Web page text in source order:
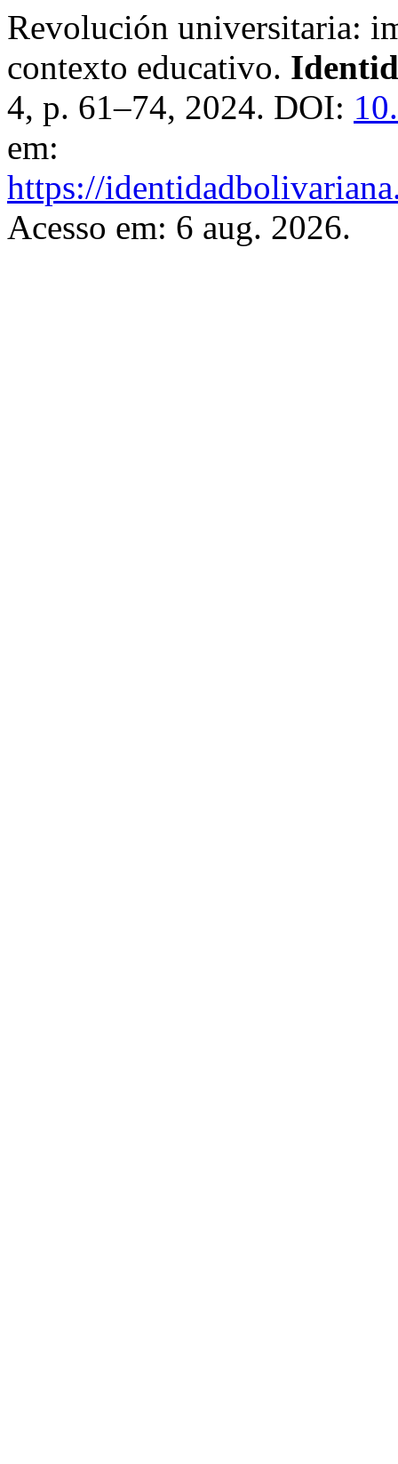
Revolución universitaria:
contexto educativo.
4, p. 61–74, 2024. DOI:
em:
https://
Acesso em: 6 aug. 2026.